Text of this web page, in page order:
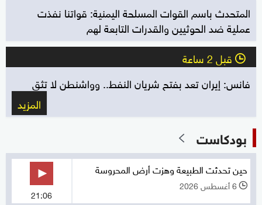
المتحدث باسم القوات المسلحة اليمنية: قواتنا نفذت
عملية ضد الحوثيين والقدرات التابعة لهم
l قبل 2 ساعة
فانس: إيران تعد بفتح شريان النفط.. وواشنطن لا تثق
المزيد
بودكاست
حين تحدثت الطبيعة وهزت أرض المحروسة
l 6 أغسطس 2026
21:06